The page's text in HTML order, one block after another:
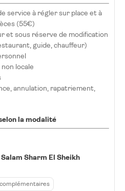
service à régler sur place et à
(55€)
et sous réserve de modification
guide, chauffeur)
locale
annulation, rapatriement,
la modalité
Sharm El Sheikh